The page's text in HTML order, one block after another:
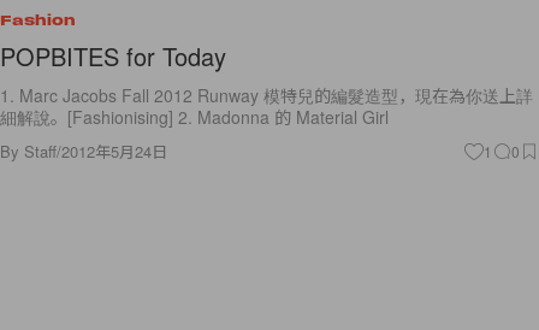
Fashion
POPBITES for Today
1. Marc Jacobs Fall 2012 Runway 模特兒的編髮造型，現在為你送上詳
細解說。[Fashionising] 2. Madonna 的 Material Girl
By Staff/2012年5月24日 1 0